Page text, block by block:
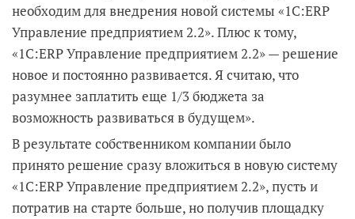
необходим для внедрения новой системы «1С:ERP
Управление предприятием 2.2». Плюс к тому,
«1С:ERP Управление предприятием 2.2» — решение
новое и постоянно развивается. Я считаю, что
разумнее заплатить еще 1/3 бюджета за
возможность развиваться в будущем».
В результате собственником компании было
принято решение сразу вложиться в новую систему
«1С:ERP Управление предприятием 2.2», пусть и
потратив на старте больше, но получив площадку